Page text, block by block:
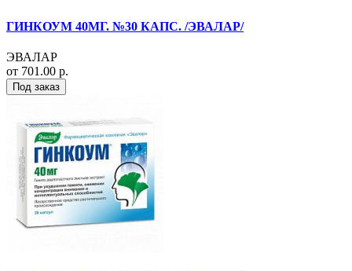
ГИНКОУМ 40МГ. №30 КАПС. /ЭВАЛАР/
ЭВАЛАР
от 701.00 р.
Под заказ